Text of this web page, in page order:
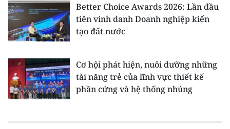
Better Choice Awards 2026: Lần đầu
tiên vinh danh Doanh nghiệp kiến
tạo đất nước
Cơ hội phát hiện, nuôi dưỡng những
tài năng trẻ của lĩnh vực thiết kế
phần cứng và hệ thống nhúng